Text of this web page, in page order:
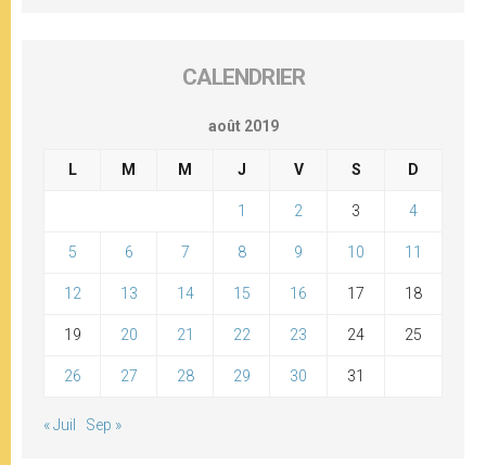
CALENDRIER
août 2019
L M M J V S D
1 2 3 4
5 6 7 8 9 10 11
12 13 14 15 16 17 18
19 20 21 22 23 24 25
26 27 28 29 30 31
« Juil Sep »